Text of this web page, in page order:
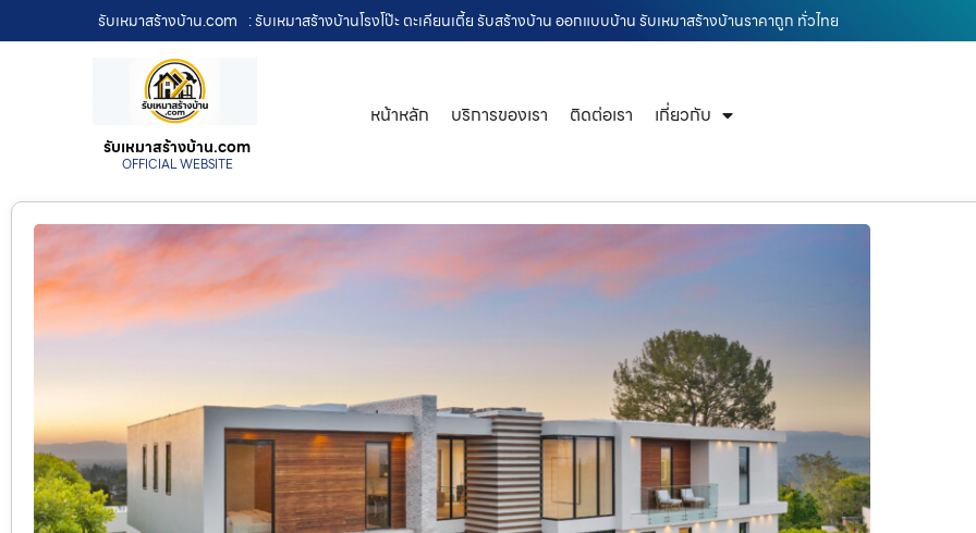
รับเหมาสร้างบ้าน.com : รับเหมาสร้างบ้านโรงโป๊ะ ตะเคียนเตี้ย รับสร้างบ้าน ออกแบบบ้าน รับเหมาสร้างบ้านราคาถูก ทั่วไทย
รับเหมาสร้างบ้าน.com
OFFICIAL WEBSITE
หน้าหลัก บริการของเรา ติดต่อเรา เกี่ยวกับ